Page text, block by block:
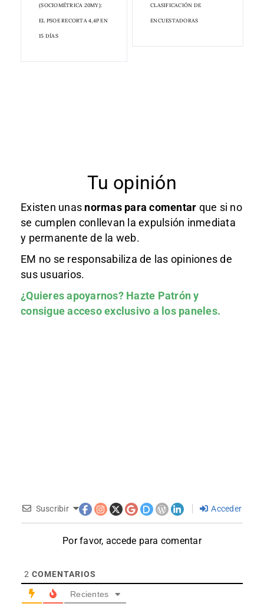
(SOCIOMÉTRICA 20MY):
EL PSOE RECORTA 4,4P EN
15 DÍAS
CLASIFICACIÓN DE
ENCUESTADORAS
Tu opinión
Existen unas normas para comentar que si no
se cumplen conllevan la expulsión inmediata
y permanente de la web.
EM no se responsabiliza de las opiniones de
sus usuarios.
¿Quieres apoyarnos? Hazte Patróny
consigue acceso exclusivo a los paneles.
Suscribir Acceder
Por favor, accede para comentar
2 COMENTARIOS
Recientes